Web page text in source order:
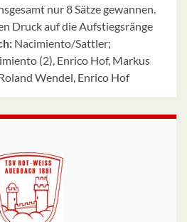
nur 8 Sätze gewannen.
Druck auf die Aufstiegsränge
Nacimiento/Sattler;
(2), Enrico Hof, Markus
Wendel, Enrico Hof